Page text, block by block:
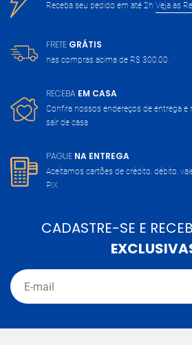
Receba seu pedido em até 2h Veja as
FRETE GRÁTIS
nas compras acima de R$ 300,00.
RECEBA EM CASA
Confira nossos endereços de entrega e
sair de casa
PAGUE NA ENTREGA
Aceitamos cartões de crédito, débito,
PIX
CADASTRE-SE E